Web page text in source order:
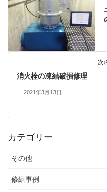
次
消火栓の凍結破損修理
2021年3月13日
カテゴリー
その他
修繕事例